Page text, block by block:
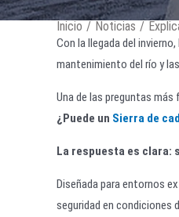
Inicio / Noticias /
Con la llegada del
mantenimiento del río y
Una de las preguntas más
¿Puede un Sierra de
La respuesta es clara:
Diseñada para entornos
seguridad en condiciones